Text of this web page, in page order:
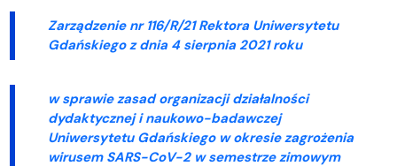
Zarządzenie nr 116/R/21 Rektora Uniwersytetu
Gdańskiego z dnia4 sierpnia 2021 roku
w sprawie zasad organizacji działalności
dydaktycznej i naukowo-badawczej
Uniwersytetu Gdańskiego w okresie zagrożenia
wirusem SARS-CoV-2 w semestrze zimowym